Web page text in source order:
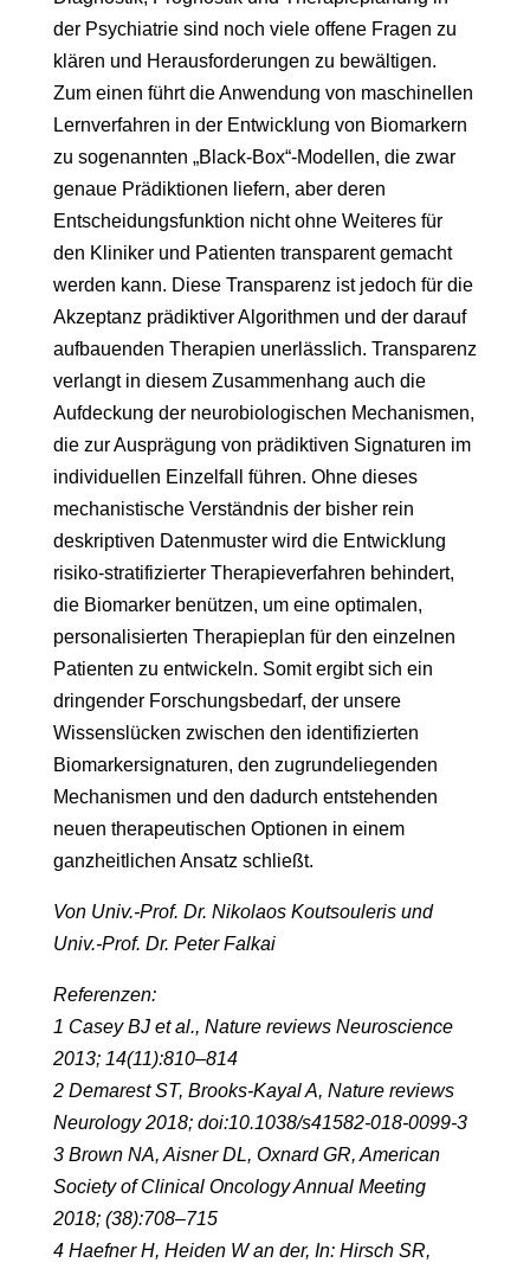
der Psychiatrie sind noch viele offene Fragen zu
klären und Herausforderungen zu bewältigen.
Zum einen führt die Anwendung von maschinellen
Lernverfahren in der Entwicklung von Biomarkern
zu sogenannten „Black-Box“-Modellen, die zwar
genaue Prädiktionen liefern, aber deren
Entscheidungsfunktion nicht ohne Weiteres für
den Kliniker und Patienten transparent gemacht
werden kann. Diese Transparenz ist jedoch für die
Akzeptanz prädiktiver Algorithmen und der darauf
aufbauenden Therapien unerlässlich. Transparenz
verlangt in diesem Zusammenhang auch die
Aufdeckung der neurobiologischen Mechanismen,
die zur Ausprägung von prädiktiven Signaturen im
individuellen Einzelfall führen. Ohne dieses
mechanistische Verständnis der bisher rein
deskriptiven Datenmuster wird die Entwicklung
risiko-stratifizierter Therapieverfahren behindert,
die Biomarker benützen, um eine optimalen,
personalisierten Therapieplan für den einzelnen
Patienten zu entwickeln. Somit ergibt sich ein
dringender Forschungsbedarf, der unsere
Wissenslücken zwischen den identifizierten
Biomarkersignaturen, den zugrundeliegenden
Mechanismen und den dadurch entstehenden
neuen therapeutischen Optionen in einem
ganzheitlichen Ansatz schließt.
Von Univ.-Prof. Dr. Nikolaos Koutsouleris und
Univ.-Prof. Dr. Peter Falkai
Referenzen:
1 Casey BJ et al., Nature reviews Neuroscience
2013; 14(11):810–814
2 Demarest ST, Brooks-Kayal A, Nature reviews
Neurology 2018; doi:10.1038/s41582-018-0099-3
3 Brown NA, Aisner DL, Oxnard GR, American
Society of Clinical Oncology Annual Meeting
2018; (38):708–715
4 Haefner H, Heiden W an der, In: Hirsch SR,